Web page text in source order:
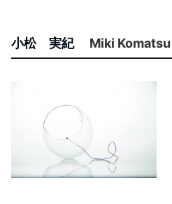
小松 実紀 Miki Komatsu